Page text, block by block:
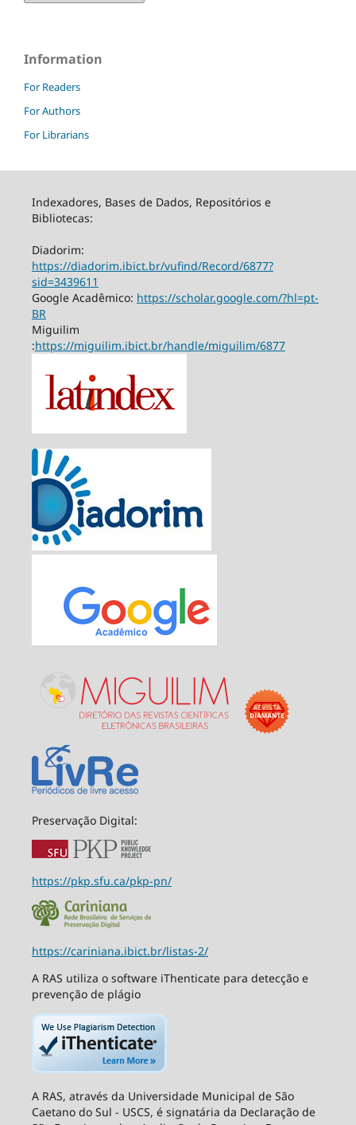
Information
For Readers
For Authors
For Librarians
Indexadores, Bases de Dados, Repositórios e
Bibliotecas:
Diadorim:
https://diadorim.ibict.br/vufind/Record/6877?
sid=3439611
Google Acadêmico: https://scholar.google.com/?hl=pt-
BR
Miguilim
:https://miguilim.ibict.br/handle/miguilim/6877
Preservação Digital:
https://pkp.sfu.ca/pkp-pn/
https://cariniana.ibict.br/listas-2/
A RAS utiliza o software iThenticate para detecção e
prevenção de plágio
A RAS, através da Universidade Municipal de São
Caetano do Sul - USCS, é signatária da Declaração de